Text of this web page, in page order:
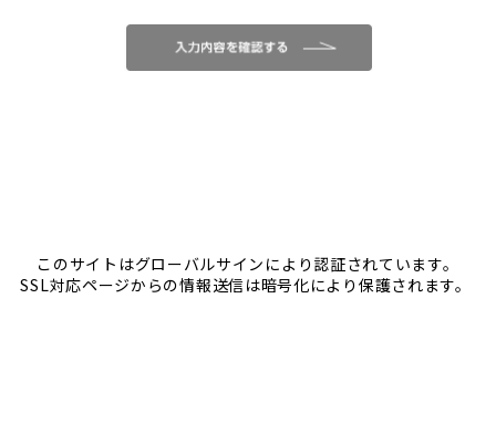
このサイトはグローバルサインにより認証されています。
SSL対応ページからの情報送信は暗号化により保護されます。